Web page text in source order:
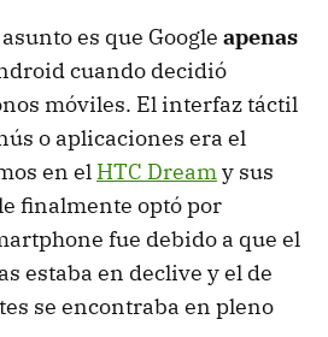
es que Google apenas
cuando decidió
móviles. El interfaz táctil
o aplicaciones era el
en el HTC Dreamy sus
finalmente optó por
fue debido a que el
estaba en declive y el de
se encontraba en pleno